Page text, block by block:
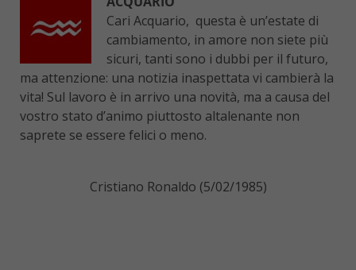
Cari Acquario, questa è un’estate di
cambiamento, in amore non siete più
sicuri, tanti sono i dubbi per il futuro,
ma attenzione: una notizia inaspettata vi cambierà la
vita! Sul lavoro è in arrivo una novità, ma a causa del
vostro stato d’animo piuttosto altalenante non
saprete se essere felici o meno.
Cristiano Ronaldo (5/02/1985)